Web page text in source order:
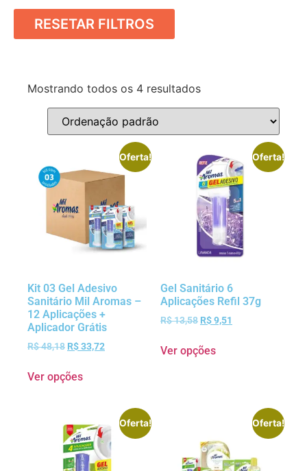
RESETAR FILTROS
Mostrando todos os 4 resultados
Oferta!
Kit 03 Gel Adesivo
Sanitário Mil Aromas –
12 Aplicações +
Aplicador Grátis
R$48,18 R$33,72
Ver opções
Oferta!
Gel Sanitário 6
Aplicações Refil 37g
R$13,58 R$9,51
Ver opções
Oferta! Oferta!